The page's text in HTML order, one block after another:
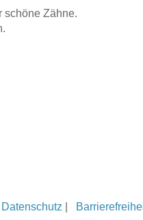
schöne Zähne.
Datenschutz